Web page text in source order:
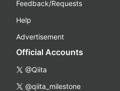
Feedback/Requests
Help
Advertisement
Official Accounts
@Qiita
@qiita_milestone